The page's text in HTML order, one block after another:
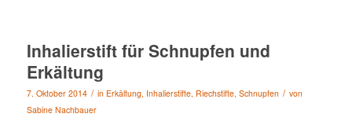
Inhalierstift für Schnupfen und
Erkältung
7. Oktober 2014 / in Erkältung, Inhalierstifte, Riechstifte, Schnupfen / von
Sabine Nachbauer